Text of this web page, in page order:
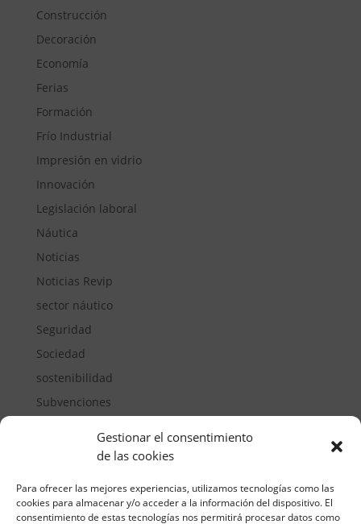
Gestionar el consentimiento
de las cookies
Para ofrecer las mejores experiencias, utilizamos tecnologías como las
cookies para almacenar y/o acceder a la información del dispositivo. El
consentimiento de estas tecnologías nos permitirá procesar datos como
Construcción
Decoración
Economía
Ferias
Formación
Frío Industrial
Impresión en vidrio
Innovación
Legislación laboral
Náutica
Noticias
Noticias Revip
sector náutico
Seguridad
Sociedad
sostenibilidad
Subvenciones